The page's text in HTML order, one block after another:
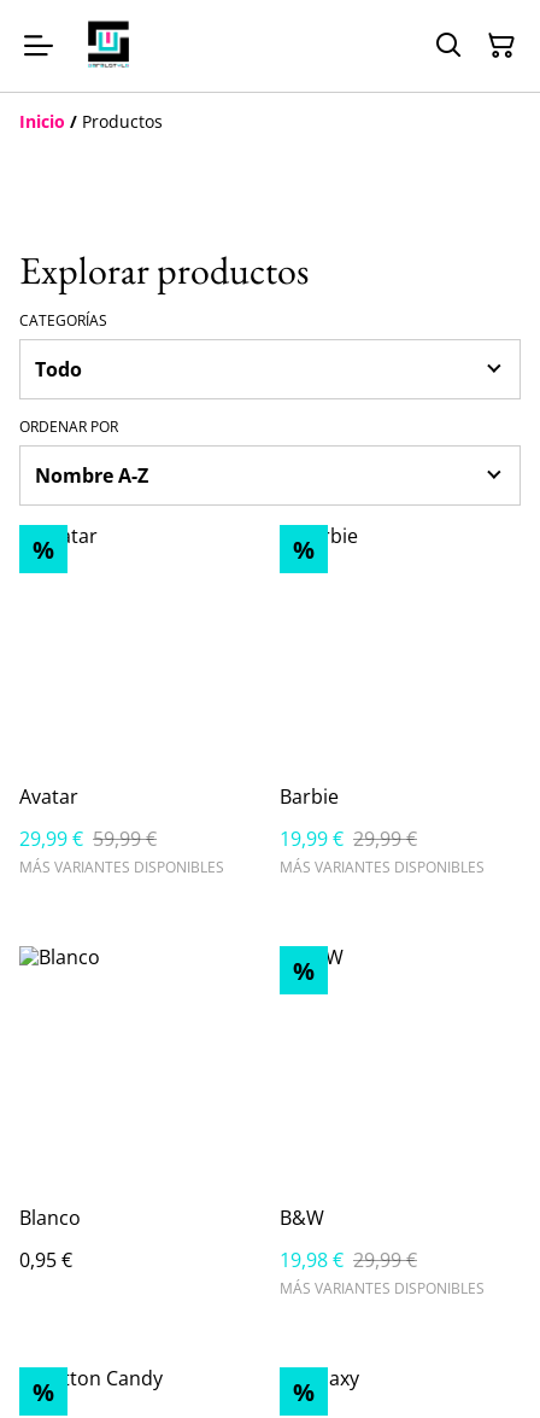
Inicio / Productos
Explorar productos
CATEGORÍAS
ORDENAR POR
%
Avatar
29,99 € 59,99 €
MÁS VARIANTES DISPONIBLES
%
Barbie
19,99 € 29,99 €
MÁS VARIANTES DISPONIBLES
Blanco
0,95 €
%
B&W
19,98 € 29,99 €
MÁS VARIANTES DISPONIBLES
% %